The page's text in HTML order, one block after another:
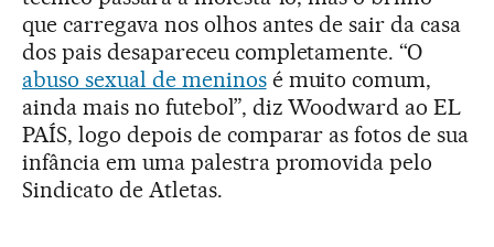
que carregava nos olhos antes de sair da casa
dos pais desapareceu completamente. “O
abuso sexual de meninosé muito comum,
ainda mais no futebol”, diz Woodward ao EL
PAÍS, logo depois de comparar as fotos de sua
infância em uma palestra promovida pelo
Sindicato de Atletas.